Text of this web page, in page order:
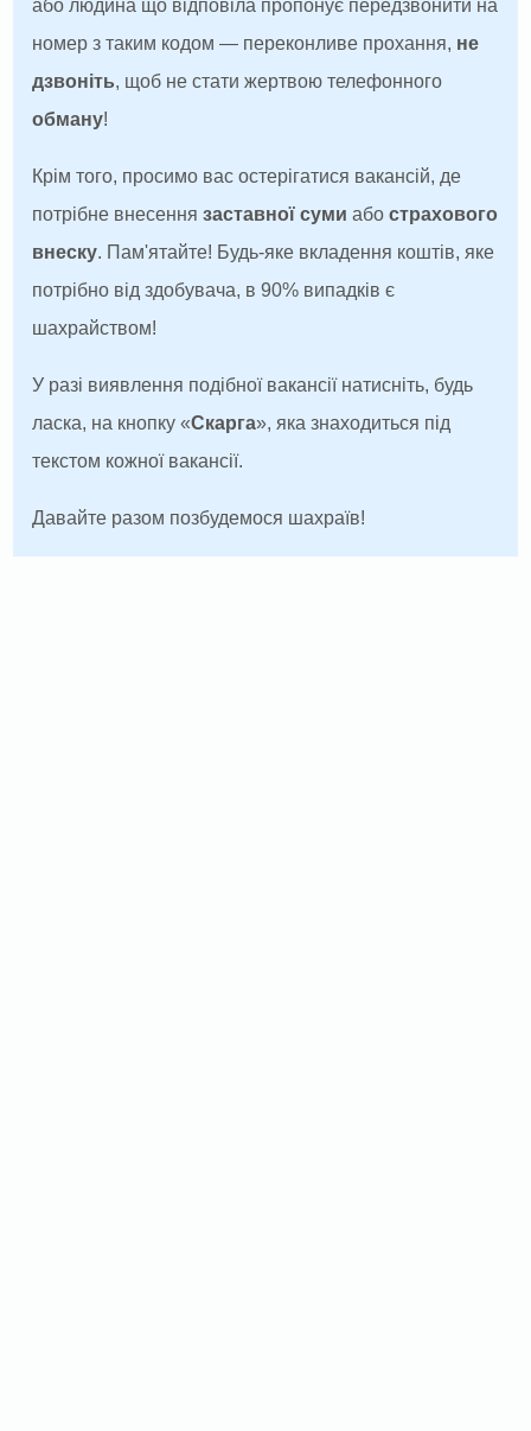
або людина що відповіла пропонує передзвонити на
номер з таким кодом — переконливе прохання, не
дзвоніть, щоб не стати жертвою телефонного
обману!
Крім того, просимо вас остерігатися вакансій, де
потрібне внесеннязаставної суми абострахового
внеску. Пам'ятайте! Будь-яке вкладення коштів, яке
потрібно від здобувача, в 90% випадків є
шахрайством!
У разі виявлення подібної вакансії натисніть, будь
ласка, на кнопку «Скарга», яка знаходиться під
текстом кожної вакансії.
Давайте разом позбудемося шахраїв!